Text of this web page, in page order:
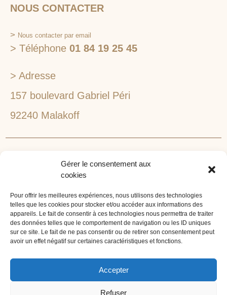
Gérer le consentement aux
cookies
Pour offrir les meilleures expériences, nous utilisons des technologies
telles que les cookies pour stocker et/ou accéder aux informations des
appareils. Le fait de consentir à ces technologies nous permettra de traiter
des données telles que le comportement de navigation ou les ID uniques
sur ce site. Le fait de ne pas consentir ou de retirer son consentement peut
avoir un effet négatif sur certaines caractéristiques et fonctions.
Accepter
Refuser
NOUS CONTACTER
> Nous contacter par email
> Téléphone 01 84 19 25 45
> Adresse
157 boulevard Gabriel Péri
92240 Malakoff
1lieu1salle est spécialisé dans la recherche de lieux
événements d'entreprise. 1lieu1salle recherche
gratuitement pour vous, votre lieu de séminaire idéal :
château, domaine, hôtel, lieu atypique et dans
l'environnement que vous souhaitez, en ville, au vert, au
bord d'un lac ou de la mer.
ORGANISATION DE SÉMINAIRE CLÉ EN MAIN
1lieu1salle agence événementielle est spécialisée dans